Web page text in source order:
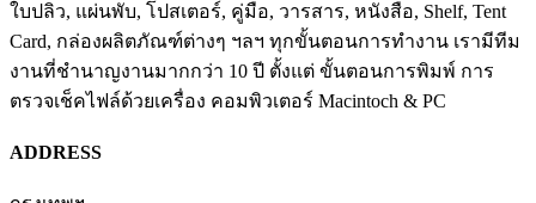
ใบปลิว, แผ่นพับ, โปสเตอร์, คู่มือ, วารสาร, หนังสือ, Shelf, Tent
Card, กล่องผลิตภัณฑ์ต่างๆ ฯลฯ ทุกขั้นตอนการทำงาน เรามีทีม
งานที่ชำนาญงานมากกว่า 10 ปี ตั้งแต่ ขั้นตอนการพิมพ์ การ
ตรวจเช็คไฟล์ด้วยเครื่อง คอมพิวเตอร์ Macintoch & PC
ADDRESS